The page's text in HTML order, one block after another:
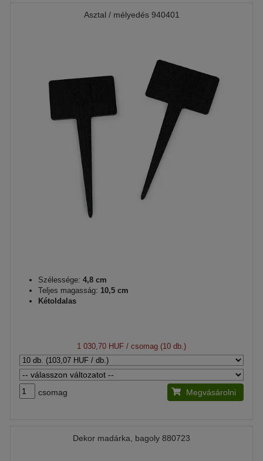
Asztal / mélyedés 940401
Szélessége: 4,8 cm
Teljes magasság: 10,5 cm
Kétoldalas
1 030,70 HUF / csomag (10 db.)
csomag Megvásárolni
Dekor madárka, bagoly 880723